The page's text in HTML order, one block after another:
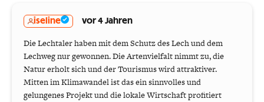
iseline vor 4 Jahren
Die Lechtaler haben mit dem Schutz des Lech und dem
Lechweg nur gewonnen. Die Artenvielfalt nimmt zu, die
Natur erholt sich und der Tourismus wird attraktiver.
Mitten im Klimawandel ist das ein sinnvolles und
gelungenes Projekt und die lokale Wirtschaft profitiert